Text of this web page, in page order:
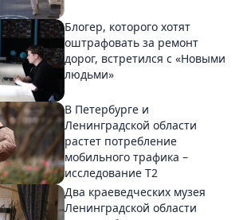
Блогер, которого хотят
оштрафовать за ремонт
дорог, встретился с «Новыми
людьми»
В Петербурге и
Ленинградской области
растет потребление
мобильного трафика –
исследование T2
Два краеведческих музея
Ленинградской области